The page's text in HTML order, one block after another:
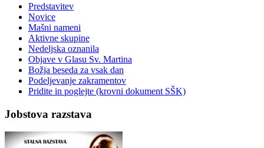
Predstavitev
Novice
Mašni nameni
Aktivne skupine
Nedeljska oznanila
Objave v Glasu Sv. Martina
Božja beseda za vsak dan
Podeljevanje zakramentov
Pridite in poglejte (krovni dokument SŠK)
Jobstova razstava